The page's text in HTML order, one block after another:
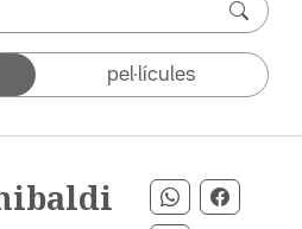
pel·lícules
Compartir